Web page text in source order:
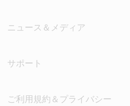
ニュース＆メディア
サポート
ご利用規約＆プライバシー